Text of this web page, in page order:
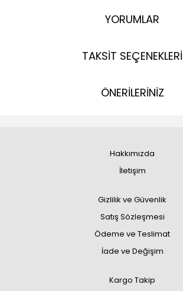
YORUMLAR
TAKSİT SEÇENEKLERİ
ÖNERİLERİNİZ
Hakkımızda
İletişim
Gizlilik ve Güvenlik
Satış Sözleşmesi
Ödeme ve Teslimat
İade ve Değişim
Kargo Takip